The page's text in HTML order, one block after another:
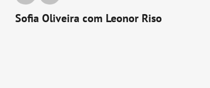
Sofia Oliveira com Leonor Riso